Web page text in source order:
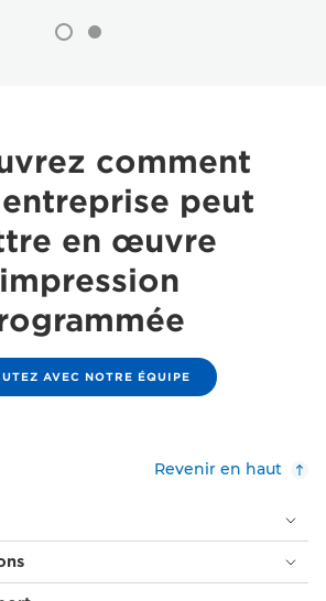
comment
peut
en œuvre
AVEC NOTRE ÉQUIPE
Revenir en haut